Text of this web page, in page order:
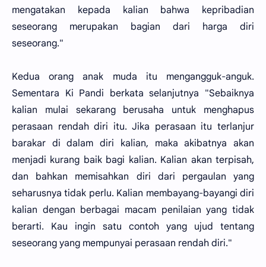
mengatakan kepada kalian bahwa kepribadian
seseorang merupakan bagian dari harga diri
seseorang."
Kedua orang anak muda itu mengangguk-anguk.
Sementara Ki Pandi berkata selanjutnya "Sebaiknya
kalian mulai sekarang berusaha untuk menghapus
perasaan rendah diri itu. Jika perasaan itu terlanjur
barakar di dalam diri kalian, maka akibatnya akan
menjadi kurang baik bagi kalian. Kalian akan terpisah,
dan bahkan memisahkan diri dari pergaulan yang
seharusnya tidak perlu. Kalian membayang-bayangi diri
kalian dengan berbagai macam penilaian yang tidak
berarti. Kau ingin satu contoh yang ujud tentang
seseorang yang mempunyai perasaan rendah diri."